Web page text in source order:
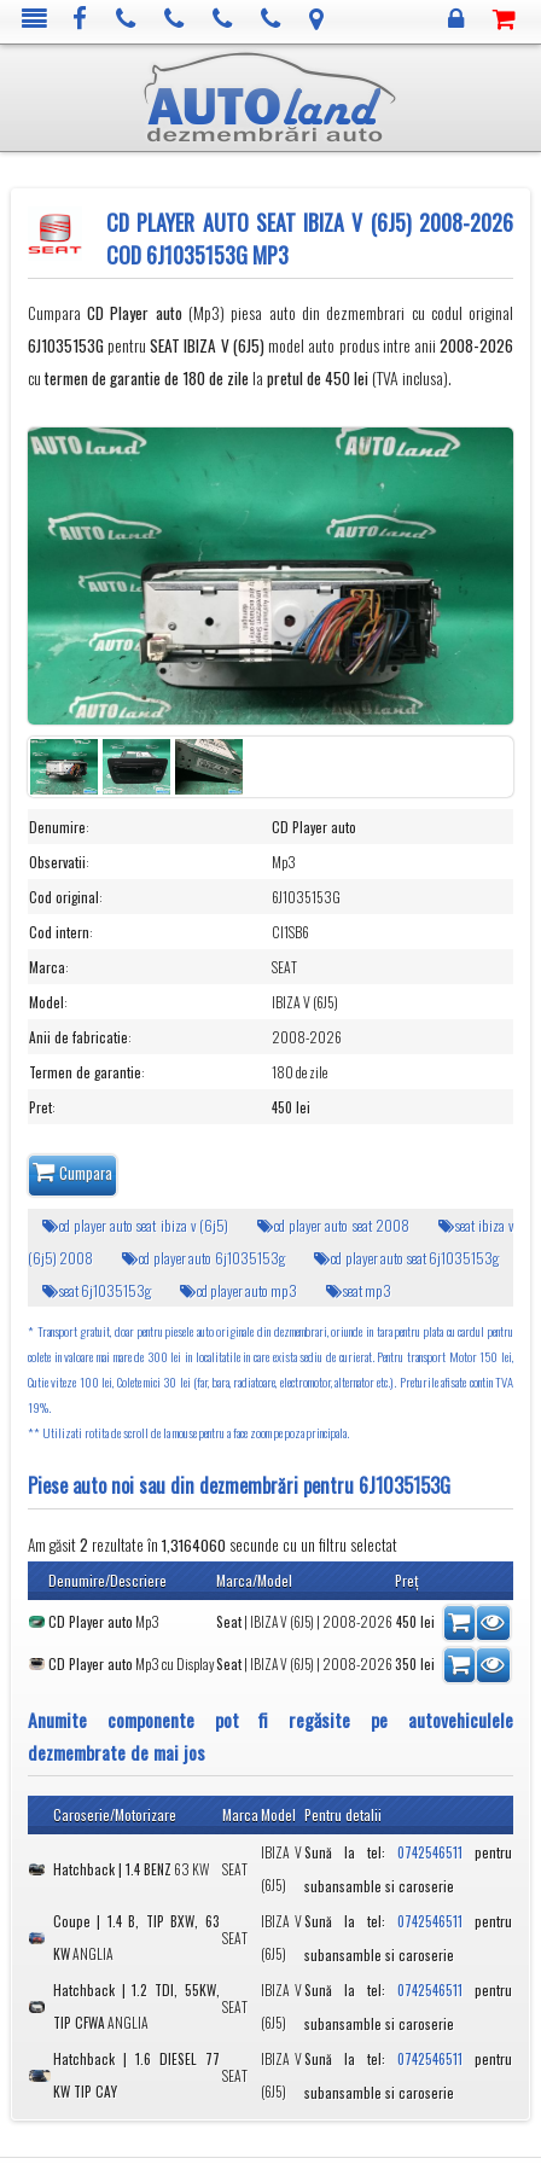
CD PLAYER AUTO SEAT IBIZA V (6J5) 2008-2026
COD 6J1035153G MP3
CumparaCD Player auto(Mp3) piesa auto din dezmembrari cu codul original
6J1035153GpentruSEAT IBIZA V (6J5)model auto produs intre anii2008-2026
cutermen de garantie de 180 de zile la pretul de 450 lei(TVA inclusa).
Denumire:
CD Player auto
Observatii:
Mp3
Cod original:
6J1035153G
Cod intern:
CI1SB6
Marca:
SEAT
Model:
IBIZA V (6J5)
Anii de fabricatie:
2008-2026
Termen de garantie:
180 de zile
Pret: 450 lei
Cumpara
cd player auto seat ibiza v (6j5) cd player auto seat 2008
seat ibiza v
(6j5) 2008
cd player auto 6j1035153g
cd player auto seat 6j1035153g
seat 6j1035153g
cd player auto mp3 seat mp3
* Transport gratuit, doar pentru piesele auto originale din dezmembrari, oriunde in tara pentru plata cu cardul pentru
colete in valoare mai mare de 300 lei in localitatile in care exista sediu de curierat. Pentru transport Motor 150 lei,
Cutie viteze 100 lei, Colete mici 30 lei (far, bara, radiatoare, electromotor, alternator etc.). Preturile afisate contin TVA
19%.
** Utilizati rotita de scroll de la mouse pentru a face zoom pe poza principala.
Piese auto noi sau din dezmembrări pentru 6J1035153G
Am găsit2 rezultate în 1,3164060 secunde cu un filtru selectat
Denumire/Descriere Marca/Model
Preţ
CD Player auto Mp3 Seat| IBIZA V (6J5) | 2008-2026 450 lei
CD Player auto Mp3 cu DisplaySeat| IBIZA V (6J5) | 2008-2026350 lei
Anumite componente pot fi regăsite pe autovehiculele
dezmembrate de mai jos
Caroserie/Motorizare MarcaModel Pentru detalii
Hatchback | 1.4 BENZ 63 KW SEAT
IBIZA V
(6J5)
Sună la tel: 0742546511 pentru
subansamble si caroserie
Coupe | 1.4 B, TIP BXW, 63
KWANGLIA
SEAT
IBIZA V
(6J5)
Sună la tel: 0742546511 pentru
subansamble si caroserie
Hatchback | 1.2 TDI, 55KW,
TIP CFWAANGLIA
SEAT
IBIZA V
(6J5)
Sună la tel: 0742546511 pentru
subansamble si caroserie
Hatchback | 1.6 DIESEL 77
KW TIP CAY
SEAT
IBIZA V
(6J5)
Sună la tel: 0742546511 pentru
subansamble si caroserie